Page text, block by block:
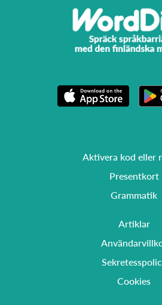
Aktivera kod eller
Presentkort
Grammatik
Artiklar
Cookies